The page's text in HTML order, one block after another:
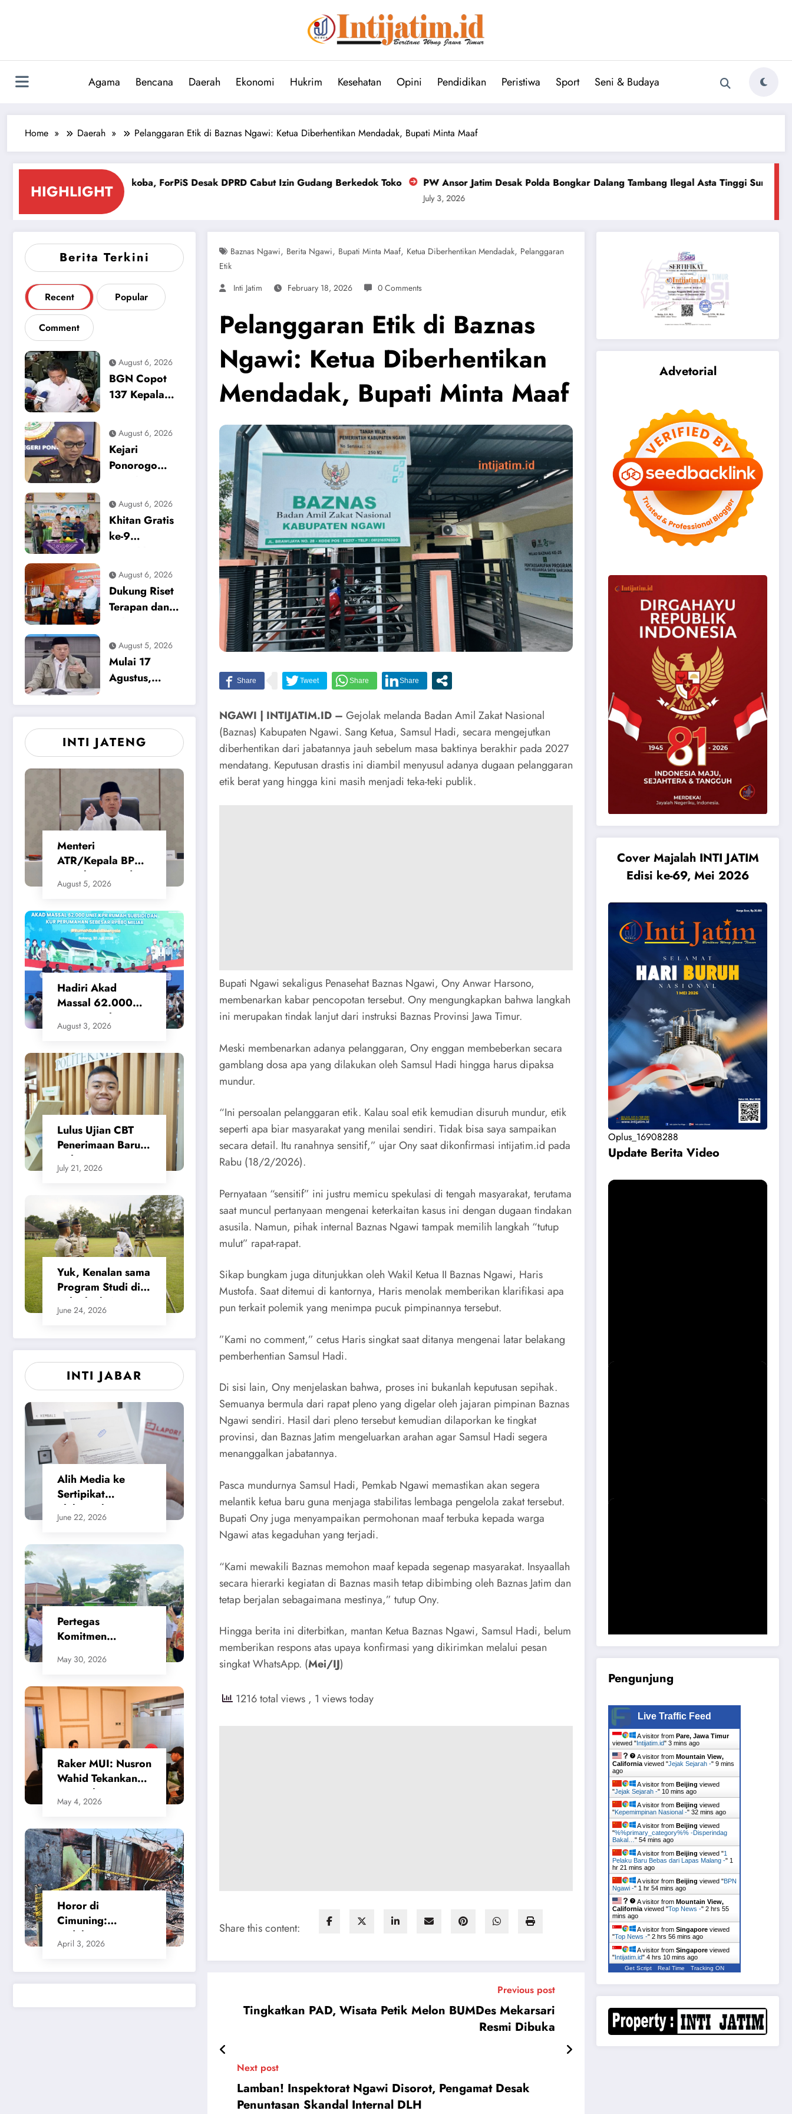
Agama Bencana Daerah Ekonomi Hukrim Kesehatan Opini Pendidikan Peristiwa Sport Seni & Budaya
Home Daerah Pelanggaran Etik di Baznas Ngawi: Ketua Diberhentikan Mendadak, Bupati Minta Maaf
HIGHLIGHT
Narkoba, ForPiS Desak DPRD Cabut Izin Gudang Berkedok Toko PW Ansor Jatim Desak Polda Bongkar Dalang Tambang Ilegal Asta Tinggi Sumenep Nikah Massal:
Berita Terkini
Recent Popular
Comment
August 6, 2026
BGN Copot
137 Kepala
Sinyal Tegas
Zero Tolerance
Keracunan
Makanan dan
August 6, 2026
Kejari
Ponorogo
Tersangka
Baru, Kasus
Dugaan
Korupsi
Perumahan
DPRD 2023-
2026
August 6, 2026
Khitan Gratis
ke-9
HUT ke-12
Media Pewarta
di Magetan
August 6, 2026
Dukung Riset
Terapan dan
Lingkungan,
Pemkab
Magetan
Apresiasi
ICAPSTURE
2026 Unesa
August 5, 2026
Mulai 17
Agustus,
ATR/BPN Uji
Coba Layanan
Peralihan Hak
10 Hari di 15
Kantah
INTI JATENG
Menteri
ATR/Kepala BPN
Tetapkan Standar
Waktu Layanan
Tanah dan
Peralihan Hak
August 5, 2026
Hadiri Akad
Massal 62.000
KPR Rumah
Subsidi, Menteri
Tanah Beri
Kepastian bagi
Masyarakat
August 3, 2026
Lulus Ujian CBT
Penerimaan Baru,
Calon Taruna/i
Politeknik Agraria
Lanjutan
July 21, 2026
Yuk, Kenalan sama
Program Studi di
Politeknik Agraria
STPN
June 24, 2026
INTI JABAR
Alih Media ke
Sertipikat
Elektronik,
Masyarakat
Praktis dan
Berikan Rasa
Aman
June 22, 2026
Pertegas
Komitmen
SMSI Apresiasi
Walikota Cilegon
May 30, 2026
​Raker MUI: Nusron
Wahid Tekankan
Keseimbangan
Sistem
Bencana
May 4, 2026
Horor di
Cimuning:
Ledakan SPBE
Bekasi Ratakan
Rusak Permukiman
April 3, 2026
Baznas Ngawi, Berita Ngawi, Bupati Minta Maaf, Ketua Diberhentikan Mendadak, Pelanggaran
Etik
Inti Jatim
February 18, 2026 0 Comments
Pelanggaran Etik di Baznas
Ngawi: Ketua Diberhentikan
Mendadak, Bupati Minta Maaf
NGAWI | INTIJATIM.ID – Gejolak melanda Badan Amil Zakat Nasional
(Baznas) Kabupaten Ngawi. Sang Ketua, Samsul Hadi, secara mengejutkan
diberhentikan dari jabatannya jauh sebelum masa baktinya berakhir pada 2027
mendatang. Keputusan drastis ini diambil menyusul adanya dugaan pelanggaran
etik berat yang hingga kini masih menjadi teka-teki publik.
​Bupati Ngawi sekaligus Penasehat Baznas Ngawi, Ony Anwar Harsono,
membenarkan kabar pencopotan tersebut. Ony mengungkapkan bahwa langkah
ini merupakan tindak lanjut dari instruksi Baznas Provinsi Jawa Timur.
​Meski membenarkan adanya pelanggaran, Ony enggan membeberkan secara
gamblang dosa apa yang dilakukan oleh Samsul Hadi hingga harus dipaksa
mundur.
​“Ini persoalan pelanggaran etik. Kalau soal etik kemudian disuruh mundur, etik
seperti apa biar masyarakat yang menilai sendiri. Tidak bisa saya sampaikan
secara detail. Itu ranahnya sensitif,” ujar Ony saat dikonfirmasi intijatim.id pada
Rabu (18/2/2026).
​Pernyataan “sensitif” ini justru memicu spekulasi di tengah masyarakat, terutama
saat muncul pertanyaan mengenai keterkaitan kasus ini dengan dugaan tindakan
asusila. Namun, pihak internal Baznas Ngawi tampak memilih langkah “tutup
mulut” rapat-rapat.
​Sikap bungkam juga ditunjukkan oleh Wakil Ketua II Baznas Ngawi, Haris
Mustofa. Saat ditemui di kantornya, Haris menolak memberikan klarifikasi apa
pun terkait polemik yang menimpa pucuk pimpinannya tersebut.
​”Kami no comment,” cetus Haris singkat saat ditanya mengenai latar belakang
pemberhentian Samsul Hadi.
Di sisi lain, ​Ony menjelaskan bahwa, proses ini bukanlah keputusan sepihak.
Semuanya bermula dari rapat pleno yang digelar oleh jajaran pimpinan Baznas
Ngawi sendiri. Hasil dari pleno tersebut kemudian dilaporkan ke tingkat
provinsi, dan Baznas Jatim mengeluarkan arahan agar Samsul Hadi segera
menanggalkan jabatannya.
​Pasca mundurnya Samsul Hadi, Pemkab Ngawi memastikan akan segera
melantik ketua baru guna menjaga stabilitas lembaga pengelola zakat tersebut.
Bupati Ony juga menyampaikan permohonan maaf terbuka kepada warga
Ngawi atas kegaduhan yang terjadi.
​“Kami mewakili Baznas memohon maaf kepada segenap masyarakat. Insyaallah
secara hierarki kegiatan di Baznas masih tetap dibimbing oleh Baznas Jatim dan
tetap berjalan sebagaimana mestinya,” tutup Ony.
​Hingga berita ini diterbitkan, mantan Ketua Baznas Ngawi, Samsul Hadi, belum
memberikan respons atas upaya konfirmasi yang dikirimkan melalui pesan
singkat WhatsApp. (Mei/IJ)
1216 total views , 1 views today
Share this content:
Previous post
Tingkatkan PAD, Wisata Petik Melon BUMDes Mekarsari
Resmi Dibuka
Next post
Lamban! Inspektorat Ngawi Disorot, Pengamat Desak
Penuntasan Skandal Internal DLH
Advetorial
Cover Majalah INTI JATIM
Edisi ke-69, Mei 2026
Oplus_16908288
Update Berita Video
Pengunjung
Live Traffic Feed
A visitor from Pare, Jawa Timur
viewed " Intijatim.id" 3 mins ago
A visitor from Mountain View,
Californiaviewed "Jejak Sejarah -" 9 mins
ago
A visitor from Beijing viewed
"Jejak Sejarah -" 11 mins ago
A visitor from Beijing viewed
"Kepemimpinan Nasional -" 32 mins ago
A visitor from Beijing viewed
"%%primary_category%% -Disperindag
Bakal…" 54 mins ago
A visitor from Beijing viewed "1
Pelaku Baru Bebas dari Lapas Malang -" 1
hr 21 mins ago
A visitor from Beijing viewed "BPN
Ngawi -" 1 hr 54 mins ago
A visitor from Mountain View,
Californiaviewed "Top News -" 2 hrs 55
mins ago
A visitor from Singapore viewed
"Top News -" 2 hrs 56 mins ago
A visitor from Singapore viewed
" Intijatim.id" 4 hrs 10 mins ago
Get Script Real Time Tracking ON